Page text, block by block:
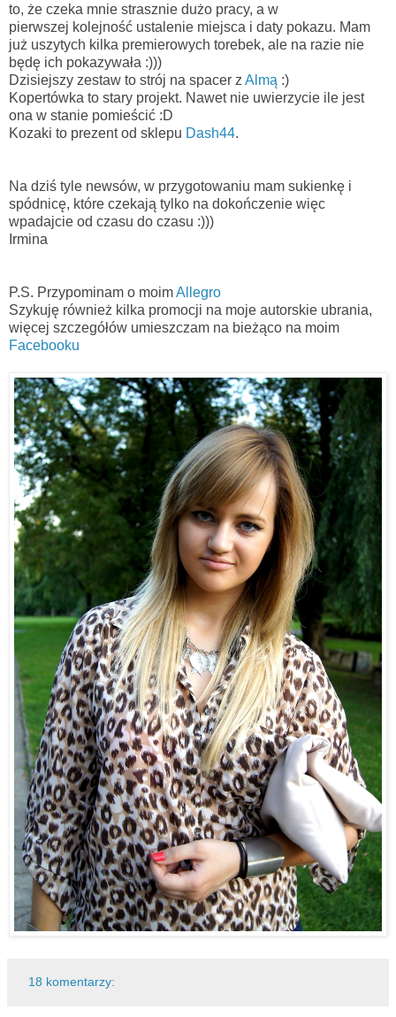
to, że czeka mnie strasznie dużo pracy, a w
pierwszej kolejność ustalenie miejsca i daty pokazu. Mam
już uszytych kilka premierowych torebek, ale na razie nie
będę ich pokazywała :)))
Dzisiejszy zestaw to strój na spacer z Almą :)
Kopertówka to stary projekt. Nawet nie uwierzycie ile jest
ona w stanie pomieścić :D
Kozaki to prezent od sklepu Dash44.
Na dziś tyle newsów, w przygotowaniu mam sukienkę i
spódnicę, które czekają tylko na dokończenie więc
wpadajcie od czasu do czasu :)))
Irmina
P.S. Przypominam o moimAllegro
Szykuję również kilka promocji na moje autorskie ubrania,
więcej szczegółów umieszczam na bieżąco na moim
Facebooku
18 komentarzy: